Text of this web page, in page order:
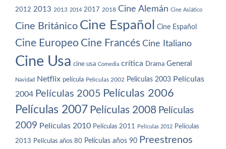
2012 2013 2013 2014 2017 2018 Cine Alemán Cine Asiático
Cine Británico Cine Español Cine Español
Cine Europeo Cine Francés Cine Italiano
Cine Usa cine usa Comedia crítica Drama General
Navidad Netflix película Películas 2002 Películas 2003 Películas
2004 Películas 2005 Películas 2006
Películas 2007 Películas 2008 Películas
2009 Películas 2010 Películas 2011 Películas 2012 Películas
2013 Películas años 80 Películas años 90 Preestrenos